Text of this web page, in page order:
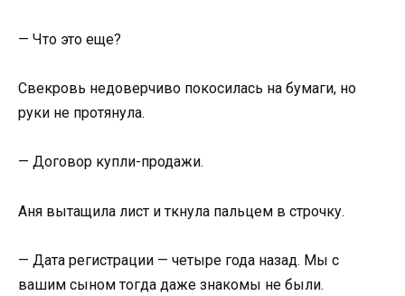
— Что это еще?
Свекровь недоверчиво покосилась на бумаги, но
руки не протянула.
— Договор купли-продажи.
Аня вытащила лист и ткнула пальцем в строчку.
— Дата регистрации — четыре года назад. Мы с
вашим сыном тогда даже знакомы не были.